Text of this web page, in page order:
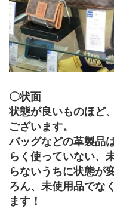
〇状面
状態が良いものほど
ございます。
バッグなどの革製品
らく使っていない、
らないうちに状態が
ろん、未使用品でな
ます！